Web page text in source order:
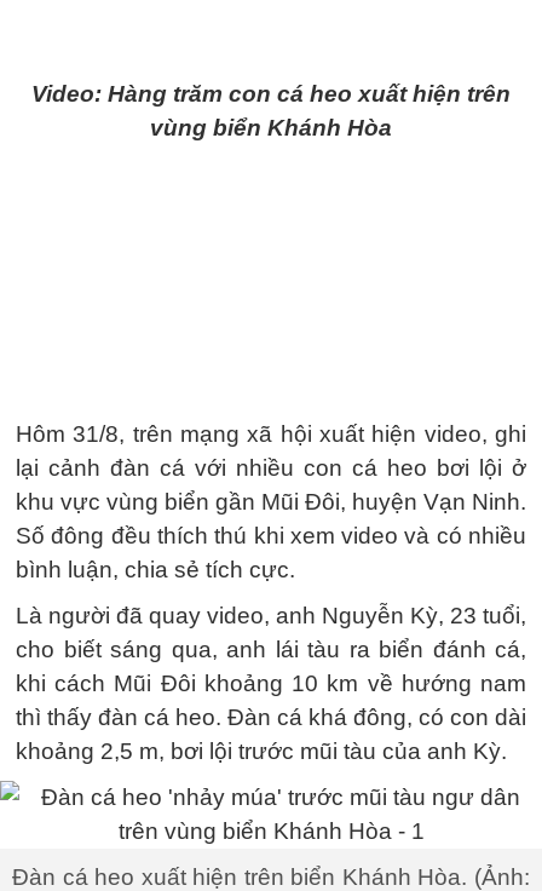
Video: Hàng trăm con cá heo xuất hiện trên
vùng biển Khánh Hòa
Hôm 31/8, trên mạng xã hội xuất hiện video, ghi
lại cảnh đàn cá với nhiều con cá heo bơi lội ở
khu vực vùng biển gần Mũi Đôi, huyện Vạn Ninh.
Số đông đều thích thú khi xem video và có nhiều
bình luận, chia sẻ tích cực.
Là người đã quay video, anh Nguyễn Kỳ, 23 tuổi,
cho biết sáng qua, anh lái tàu ra biển đánh cá,
khi cách Mũi Đôi khoảng 10 km về hướng nam
thì thấy đàn cá heo. Đàn cá khá đông, có con dài
khoảng 2,5 m, bơi lội trước mũi tàu của anh Kỳ.
Đàn cá heo xuất hiện trên biển Khánh Hòa. (Ảnh: